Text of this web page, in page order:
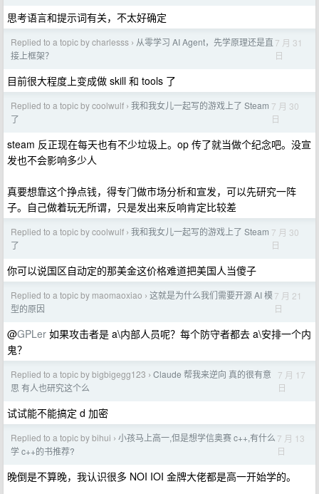
思考语言和提示词有关，不太好确定
Replied to a topic by charlesss › 从零学习 AI Agent，先学原理还是直
接上框架？
7 月 31
日
目前很大程度上变成做 skill 和 tools 了
Replied to a topic by coolwulf › 我和我女儿一起写的游戏上了 Steam
了
7 月 30
日
steam 反正现在每天也有不少垃圾上。op 传了就当做个纪念吧。没宣
发也不会影响多少人
真要想靠这个挣点钱，得专门做市场分析和宣发，可以先研究一阵
子。自己做着玩无所谓，只是发出来反响肯定比较差
Replied to a topic by coolwulf › 我和我女儿一起写的游戏上了 Steam
了
7 月 30
日
你可以说国区自动定的那美金这价格难道把美国人当傻子
Replied to a topic by maomaoxiao › 这就是为什么我们需要开源 AI 模
型的原因
7 月 21
日
@GPLer 如果攻击者是 a\内部人员呢？每个防守者都去 a\安排一个内
鬼？
Replied to a topic by bigbigegg123 › Claude 帮我来逆向 真的很有意
思 有人也研究这个么
7 月 17
日
试试能不能搞定 d 加密
Replied to a topic by bihui › 小孩马上高一,但是想学信奥赛 c++,有什么
学 c++的书推荐?
7 月 13
日
晚倒是不算晚，我认识很多 NOI IOI 金牌大佬都是高一开始学的。